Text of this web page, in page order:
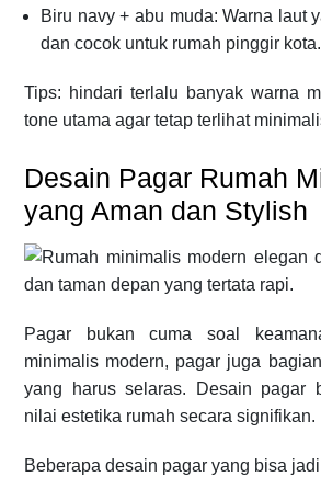
Biru navy + abu muda: Warna laut
dan cocok untuk rumah pinggir kota.
Tips: hindari terlalu banyak warna
tone utama agar tetap terlihat
Desain Pagar Rumah
yang Aman dan Stylish
Pagar bukan cuma soal
minimalis modern, pagar juga
yang harus selaras. Desain pagar
nilai estetika rumah secara signifikan.
Beberapa desain pagar yang bisa